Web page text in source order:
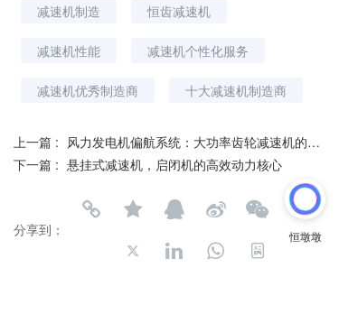
减速机制造 恒齿减速机
减速机性能 减速机个性化服务
减速机优秀制造商 十大减速机制造商
上一篇 : 风力发电机偏航系统：大功率齿轮减速机的精妙布局
下一篇 : 悬挂式减速机，启闭机的高效动力核心
分享到：